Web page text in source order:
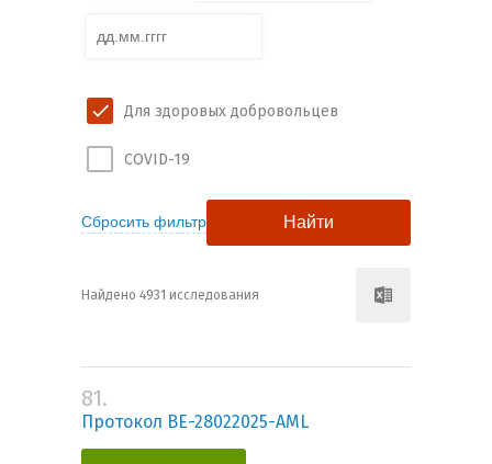
Для здоровых добровольцев
COVID-19
Найдено 4931 исследования
81.
Протокол BE-28022025-AML